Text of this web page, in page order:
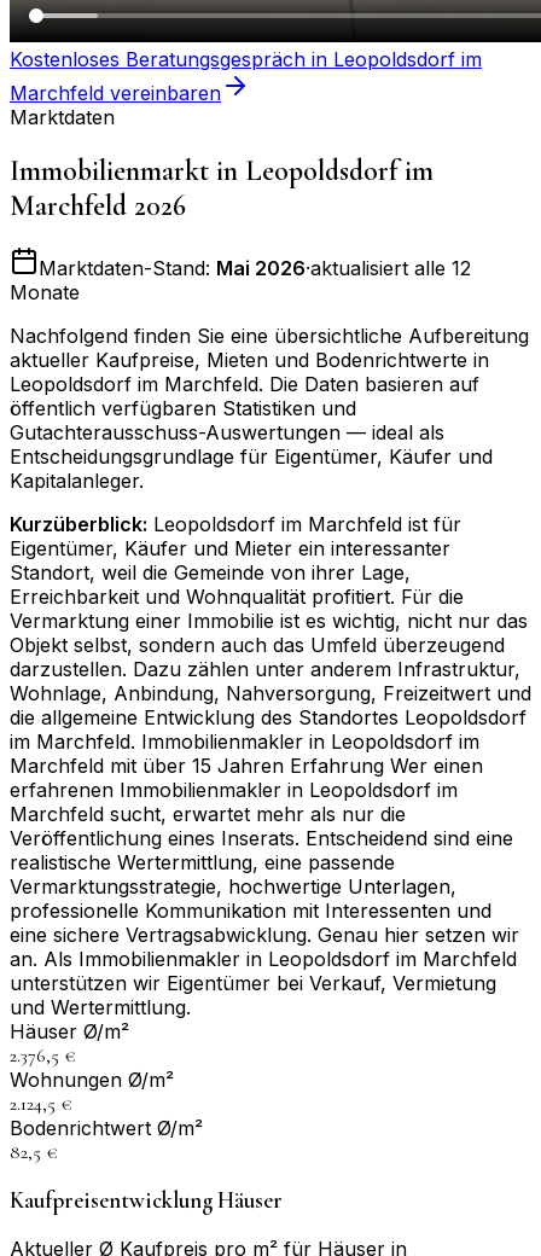
Kostenloses Beratungsgespräch in Leopoldsdorf im
Marchfeld vereinbaren
Marktdaten
Immobilienmarkt in Leopoldsdorf im
Marchfeld 2026
Marktdaten-Stand: Mai 2026·aktualisiert alle 12
Monate
Nachfolgend finden Sie eine übersichtliche Aufbereitung
aktueller Kaufpreise, Mieten und Bodenrichtwerte in
Leopoldsdorf im Marchfeld. Die Daten basieren auf
öffentlich verfügbaren Statistiken und
Gutachterausschuss-Auswertungen — ideal als
Entscheidungsgrundlage für Eigentümer, Käufer und
Kapitalanleger.
Kurzüberblick: Leopoldsdorf im Marchfeld ist für
Eigentümer, Käufer und Mieter ein interessanter
Standort, weil die Gemeinde von ihrer Lage,
Erreichbarkeit und Wohnqualität profitiert. Für die
Vermarktung einer Immobilie ist es wichtig, nicht nur das
Objekt selbst, sondern auch das Umfeld überzeugend
darzustellen. Dazu zählen unter anderem Infrastruktur,
Wohnlage, Anbindung, Nahversorgung, Freizeitwert und
die allgemeine Entwicklung des Standortes Leopoldsdorf
im Marchfeld. Immobilienmakler in Leopoldsdorf im
Marchfeld mit über 15 Jahren Erfahrung Wer einen
erfahrenen Immobilienmakler in Leopoldsdorf im
Marchfeld sucht, erwartet mehr als nur die
Veröffentlichung eines Inserats. Entscheidend sind eine
realistische Wertermittlung, eine passende
Vermarktungsstrategie, hochwertige Unterlagen,
professionelle Kommunikation mit Interessenten und
eine sichere Vertragsabwicklung. Genau hier setzen wir
an. Als Immobilienmakler in Leopoldsdorf im Marchfeld
unterstützen wir Eigentümer bei Verkauf, Vermietung
und Wertermittlung.
Häuser Ø/m²
2.376,5 €
Wohnungen Ø/m²
2.124,5 €
Bodenrichtwert Ø/m²
82,5 €
Kaufpreisentwicklung Häuser
Aktueller Ø Kaufpreis pro m² für Häuser in